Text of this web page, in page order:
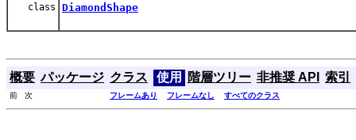
class DiamondShape
概要 パッケージ クラス 使用 階層ツリー 非推奨 API 索引
前 次 フレームあり フレームなし すべてのクラス